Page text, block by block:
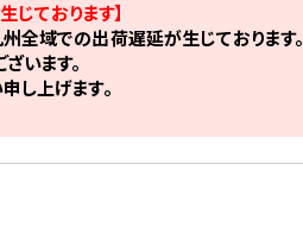
ております】
全域での出荷遅延が生じております。
います。
し上げます。